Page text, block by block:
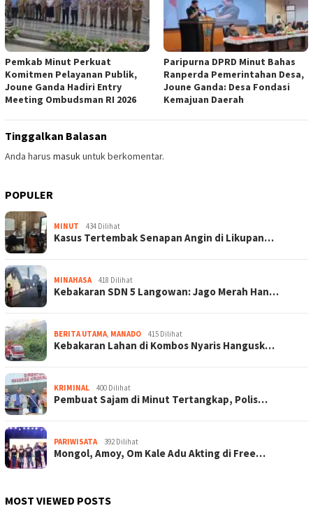
Pemkab Minut Perkuat
Komitmen Pelayanan Publik,
Joune Ganda Hadiri Entry
Meeting Ombudsman RI 2026
Paripurna DPRD Minut Bahas
Ranperda Pemerintahan Desa,
Joune Ganda: Desa Fondasi
Kemajuan Daerah
Tinggalkan Balasan
Anda harus masukuntuk berkomentar.
POPULER
MINUT 434 Dilihat
Kasus Tertembak Senapan Angin di Likupan…
MINAHASA 418 Dilihat
Kebakaran SDN 5 Langowan: Jago Merah Han…
BERITA UTAMA MANADO 415 Dilihat
Kebakaran Lahan di Kombos Nyaris Hangusk…
KRIMINAL 400 Dilihat
Pembuat Sajam di Minut Tertangkap, Polis…
PARIWISATA 392 Dilihat
Mongol, Amoy, Om Kale Adu Akting di Free…
MOST VIEWED POSTS